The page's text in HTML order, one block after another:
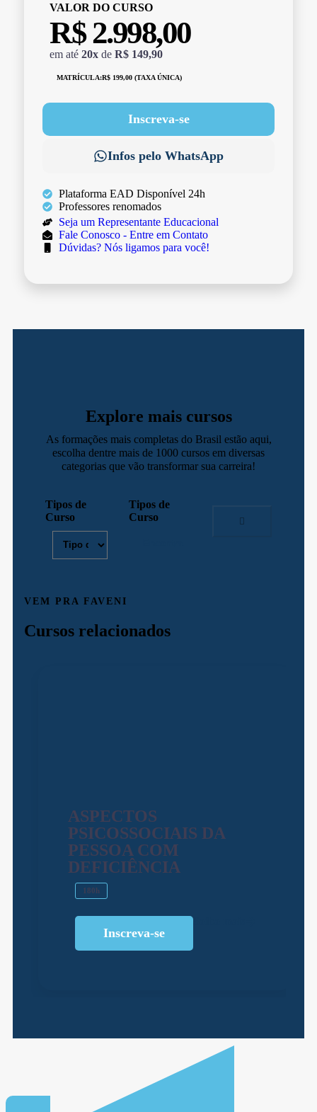
VALOR DO CURSO
R$ 2.998,00
em até 20x de R$ 149,90
MATRÍCULA:R$ 199,00 (TAXA ÚNICA)
Inscreva-se
Infos pelo WhatsApp
Plataforma EAD Disponível 24h
Professores renomados
Seja um Representante Educacional
Fale Conosco - Entre em Contato
Dúvidas? Nós ligamos para você!
Explore mais cursos
As formações mais completas do Brasil estão aqui,
escolha dentre mais de 1000 cursos em diversas
categorias que vão transformar sua carreira!
Tipos de
Curso
Tipos de
Curso
VEM PRA FAVENI
Cursos relacionados
ASPECTOS
PSICOSSOCIAIS DA
PESSOA COM
DEFICIÊNCIA
180h
Inscreva-se